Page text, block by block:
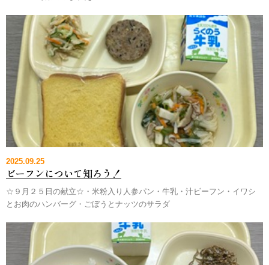
2025.09.25
ビーフンについて知ろう！
☆９月２５日の献立☆・米粉入り人参パン・牛乳・汁ビーフン・イワシ
とお肉のハンバーグ・ごぼうとナッツのサラダ